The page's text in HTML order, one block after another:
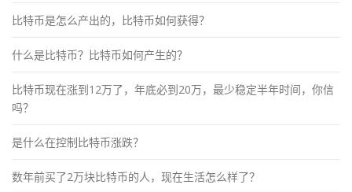
比特币是怎么产出的，比特币如何获得？
什么是比特币？比特币如何产生的？
比特币现在涨到12万了，年底必到20万，最少稳定半年时间，你信
吗？
是什么在控制比特币涨跌？
数年前买了2万块比特币的人，现在生活怎么样了？